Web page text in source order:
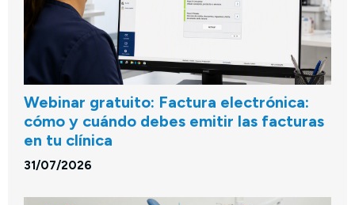
Webinar gratuito: Factura electrónica:
cómo y cuándo debes emitir las facturas
en tu clínica
31/07/2026